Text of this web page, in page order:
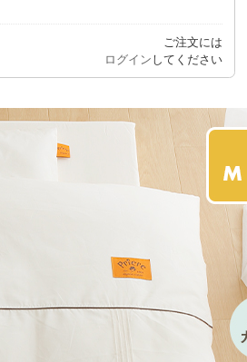
ご注文には
ログイン してください